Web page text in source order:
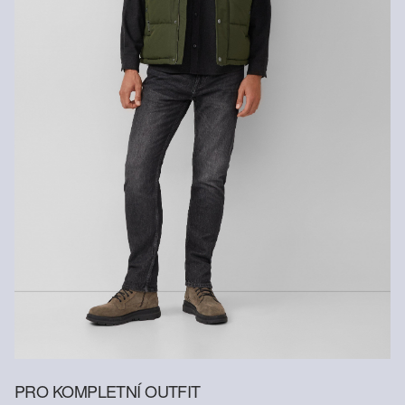
Nežehlit při vysoké teplotě
Nelze chemicky čistit
Sušení při nízké teplotě
PRO KOMPLETNÍ OUTFIT